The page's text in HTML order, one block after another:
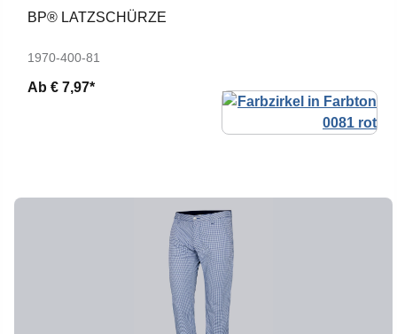
BP® LATZSCHÜRZE
1970-400-81
Ab € 7,97*